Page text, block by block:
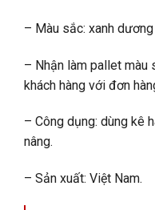
– Màu sắc: xanh dương
– Nhận làm pallet màu
khách hàng với đơn
– Công dụng: dùng kê
nâng.
– Sản xuất: Việt Nam.